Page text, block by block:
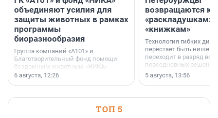
объединяют усилия для
защиты животных в рамках
программы
биоразнообразия
Группа компаний «А101» и
Благотворительный фонд помощи
бездомным животным «НИКА»
заключили соглашение о
6 августа, 12:26
возвращаются к
«раскладушкам»
«книжкам»
Технология гибких
перестает быть
переходит в разряд
повседневных
5 августа, 13:56
ТОП 5